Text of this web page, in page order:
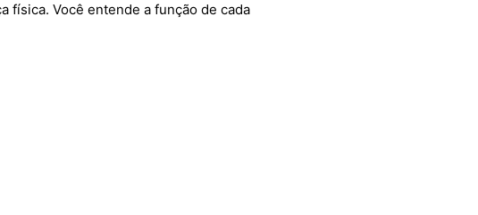
física. Você entende a função de cada